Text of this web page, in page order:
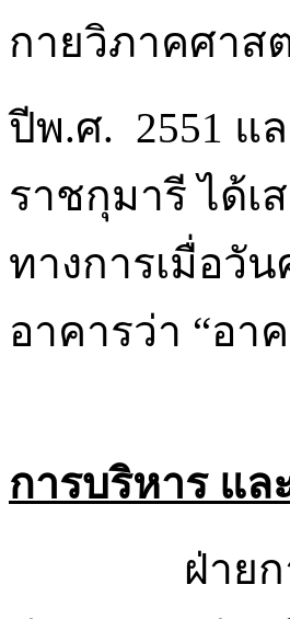
กายวิภาคศา
ปีพ.ศ. 2551 แ
ราชกุมารี ได้เ
ทางการเมื่อวั
อาคารว่า “อ
การบริหาร แล
ฝ่ายกายวิ